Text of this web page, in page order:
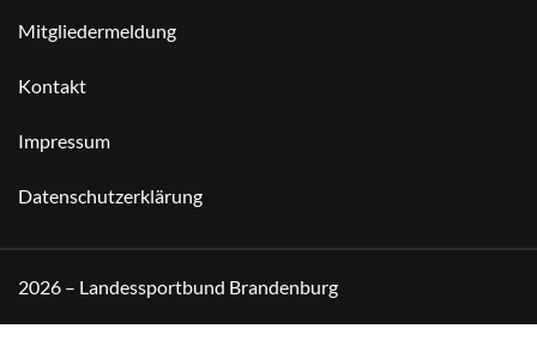
Mitgliedermeldung
Kontakt
Impressum
Datenschutzerklärung
2026 – Landessportbund Brandenburg